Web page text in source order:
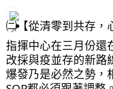
㈡【從清零到共存，
指揮中心在三月份還
改採與疫並存的新路
爆發乃是必然之勢，